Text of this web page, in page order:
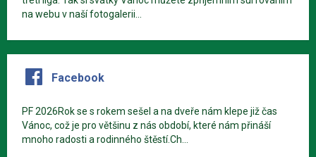
na webu v naší fotogalerii...
Facebook
PF 2026Rok se s rokem sešel a na dveře nám klepe již čas
Vánoc, což je pro většinu z nás období, které nám přináší
mnoho radosti a rodinného štěstí.Ch...